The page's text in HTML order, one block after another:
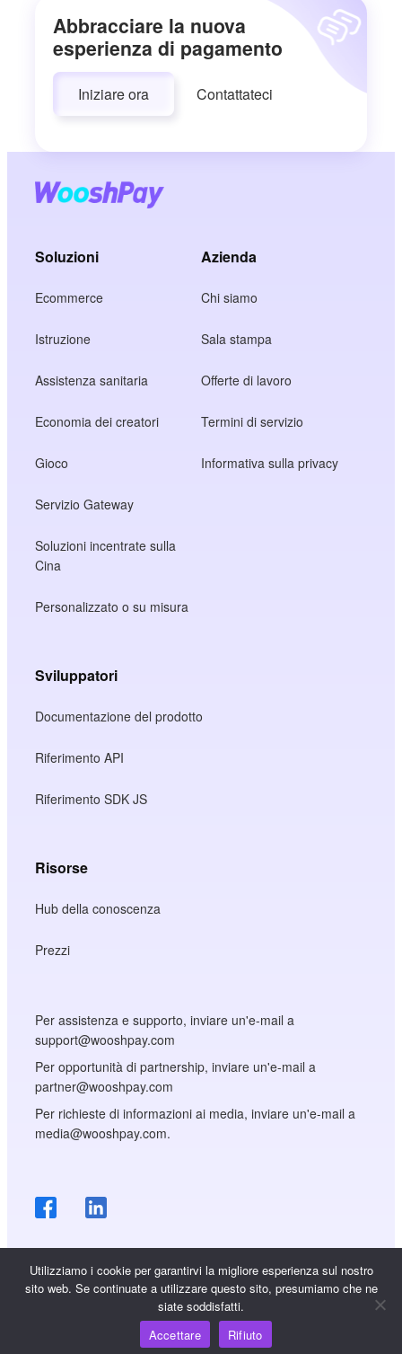
Abbracciare la nuova
esperienza di pagamento
Iniziare ora Contattateci
Soluzioni
Ecommerce
Istruzione
Assistenza sanitaria
Economia dei creatori
Gioco
Servizio Gateway
Soluzioni incentrate sulla
Cina
Personalizzato o su misura
Azienda
Chi siamo
Sala stampa
Offerte di lavoro
Termini di servizio
Informativa sulla privacy
Sviluppatori
Documentazione del prodotto
Riferimento API
Riferimento SDK JS
Risorse
Hub della conoscenza
Prezzi
Per assistenza e supporto, inviare un'e-mail a
support@wooshpay.com
Per opportunità di partnership, inviare un'e-mail a
partner@wooshpay.com
Per richieste di informazioni ai media, inviare un'e-mail a
media@wooshpay.com.
Copyright © WooshPay 2026 Tutti i diritti riservati.
Utilizziamo i cookie per garantirvi la migliore esperienza sul nostro
sito web. Se continuate a utilizzare questo sito, presumiamo che ne
siate soddisfatti.
Accettare
Rifiuto